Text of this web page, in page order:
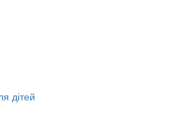
дітей